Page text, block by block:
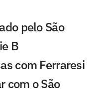
pelo São
B
com Ferraresi
com o São